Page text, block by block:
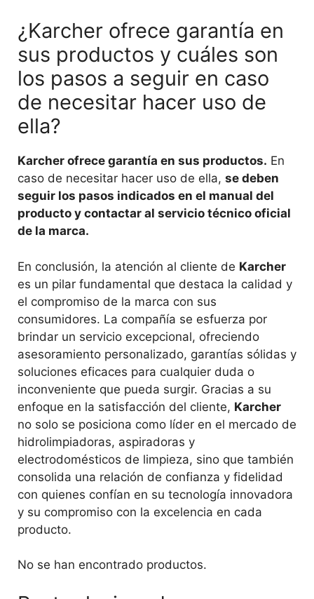
¿Karcher ofrece garantía en
sus productos y cuáles son
los pasos a seguir en caso
de necesitar hacer uso de
ella?
Karcher ofrece garantía en sus productos. En
caso de necesitar hacer uso de ella, se deben
seguir los pasos indicados en el manual del
producto y contactar al servicio técnico oficial
de la marca.
En conclusión, la atención al cliente de Karcher
es un pilar fundamental que destaca la calidad y
el compromiso de la marca con sus
consumidores. La compañía se esfuerza por
brindar un servicio excepcional, ofreciendo
asesoramiento personalizado, garantías sólidas y
soluciones eficaces para cualquier duda o
inconveniente que pueda surgir. Gracias a su
enfoque en la satisfacción del cliente, Karcher
no solo se posiciona como líder en el mercado de
hidrolimpiadoras, aspiradoras y
electrodomésticos de limpieza, sino que también
consolida una relación de confianza y fidelidad
con quienes confían en su tecnología innovadora
y su compromiso con la excelencia en cada
producto.
No se han encontrado productos.